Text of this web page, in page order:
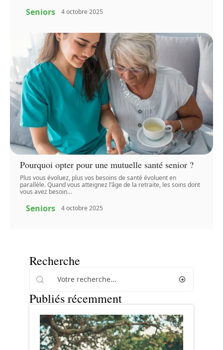
Seniors 4 octobre 2025
Pourquoi opter pour une mutuelle santé senior ?
Plus vous évoluez, plus vos besoins de santé évoluent en
parallèle. Quand vous atteignez l’âge de la retraite, les soins dont
vous avez besoin…
Seniors 4 octobre 2025
Recherche
Publiés récemment